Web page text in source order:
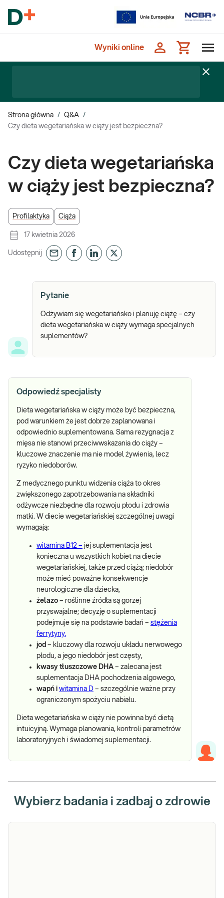
Wyniki online
Strona główna / Q&A /
Czy dieta wegetariańska w ciąży jest bezpieczna?
Czy dieta wegetariańska
w ciąży jest bezpieczna?
Profilaktyka Ciąża
17 kwietnia 2026
Udostępnij
Pytanie
Odżywiam się wegetariańsko i planuję ciążę – czy
dieta wegetariańska w ciąży wymaga specjalnych
suplementów?
Odpowiedź specjalisty
Dieta wegetariańska w ciąży może być bezpieczna,
pod warunkiem że jest dobrze zaplanowana i
odpowiednio suplementowana. Sama rezygnacja z
mięsa nie stanowi przeciwwskazania do ciąży –
kluczowe znaczenie ma nie model żywienia, lecz
ryzyko niedoborów.
Z medycznego punktu widzenia ciąża to okres
zwiększonego zapotrzebowania na składniki
odżywcze niezbędne dla rozwoju płodu i zdrowia
matki. W diecie wegetariańskiej szczególnej uwagi
wymagają:
witamina B12 – jej suplementacja jest
konieczna u wszystkich kobiet na diecie
wegetariańskiej, także przed ciążą; niedobór
może mieć poważne konsekwencje
neurologiczne dla dziecka,
żelazo – roślinne źródła są gorzej
przyswajalne; decyzję o suplementacji
podejmuje się na podstawie badań – stężenia
ferrytyny,
jod – kluczowy dla rozwoju układu nerwowego
płodu, a jego niedobór jest częsty,
kwasy tłuszczowe DHA – zalecana jest
suplementacja DHA pochodzenia algowego,
wapń i witamina D – szczególnie ważne przy
ograniczonym spożyciu nabiału.
Dieta wegetariańska w ciąży nie powinna być dietą
intuicyjną. Wymaga planowania, kontroli parametrów
laboratoryjnych i świadomej suplementacji.
Wybierz badania i zadbaj o zdrowie